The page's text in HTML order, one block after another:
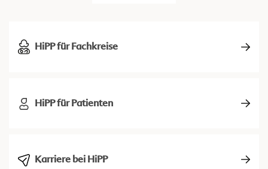
HiPP für Fachkreise
HiPP für Patienten
Karriere bei HiPP